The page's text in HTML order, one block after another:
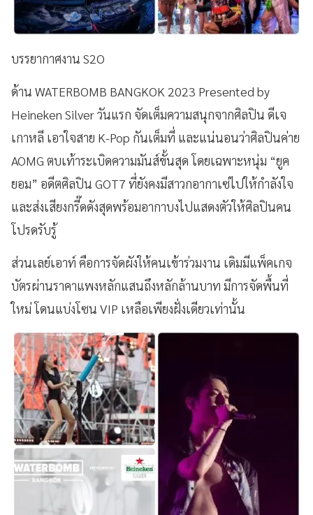
บรรยากาศงาน S2O
ด้าน WATERBOMB BANGKOK 2023 Presented by
Heineken Silver วันแรก จัดเต็มความสนุกจากศิลปิน ดีเจ
เกาหลี เอาใจสาย K-Pop กันเต็มที่ และแน่นอนว่าศิลปินค่าย
AOMG ตบเท้าระเบิดความมันส์ขั้นสุด โดยเฉพาะหนุ่ม “ยูค
ยอม” อดีตศิลปิน GOT7 ที่ยังคงมีสาวกอากาเซ่ไปให้กำลังใจ
และส่งเสียงกรี๊ดดังสุดพร้อมอากาบงไปแสดงตัวให้ศิลปินคน
โปรดรับรู้
ส่วนเลย์เอาท์ คือการจัดผังให้คนเข้าร่วมงาน เดิมมีแพ็คเกจ
บัตรผ่านราคาแพงหลักแสนถึงหลักล้านบาท มีการจัดพื้นที่
ใหม่ โดนแบ่งโซน VIP เหลือเพียงฝั่งเดียวเท่านั้น